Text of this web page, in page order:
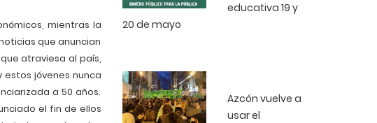
mientras la
que anuncian
atraviesa al país,
jóvenes nunca
a 50 años.
el fin de ellos
educativa 19 y
20 de mayo
Azcón vuelve a
usar el